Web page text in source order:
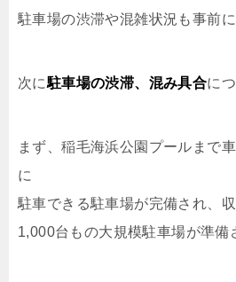
駐車場の渋滞や混雑状況も事前
次に駐車場の渋滞、混み具合に
まず、稲毛海浜公園プールまで
に
駐車できる駐車場が完備され、
1,000台もの大規模駐車場が準備